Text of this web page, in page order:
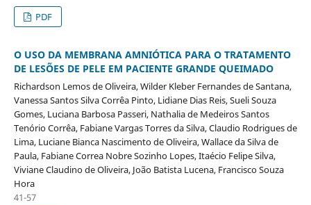
PDF
O USO DA MEMBRANA AMNIÓTICA PARA O TRATAMENTO
DE LESÕES DE PELE EM PACIENTE GRANDE QUEIMADO
Richardson Lemos de Oliveira, Wilder Kleber Fernandes de Santana,
Vanessa Santos Silva Corrêa Pinto, Lidiane Dias Reis, Sueli Souza
Gomes, Luciana Barbosa Passeri, Nathalia de Medeiros Santos
Tenório Corrêa, Fabiane Vargas Torres da Silva, Claudio Rodrigues de
Lima, Luciane Bianca Nascimento de Oliveira, Wallace da Silva de
Paula, Fabiane Correa Nobre Sozinho Lopes, Itaécio Felipe Silva,
Viviane Claudino de Oliveira, João Batista Lucena, Francisco Souza
Hora
41-57